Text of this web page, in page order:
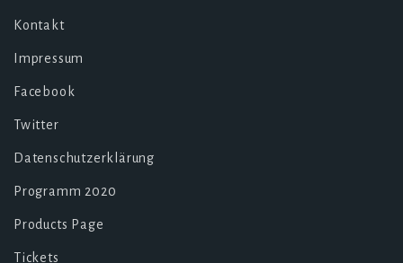
Kontakt
Impressum
Facebook
Twitter
Datenschutzerklärung
Programm 2020
Products Page
Tickets